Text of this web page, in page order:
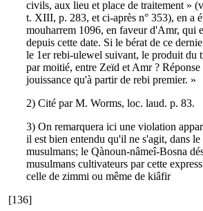
civils, aux lieu et place de traitement »
t. XIII, p. 283, et ci-après n° 353), en a
mouharrem 1096, en faveur d'Amr, qui
depuis cette date. Si le bérat de ce
le 1er rebi-ulewel suivant, le produit du
par moitié, entre Zeïd et Amr ?
jouissance qu'à partir de rebi premier. »
2) Cité par M. Worms, loc. laud. p. 83.
3) On remarquera ici une violation
il est bien entendu qu'il ne s'agit, dans le
musulmans; le Qànoun-nâmeî-Bosna
musulmans cultivateurs par cette
celle de zimmi ou même de kiâfir
[136]